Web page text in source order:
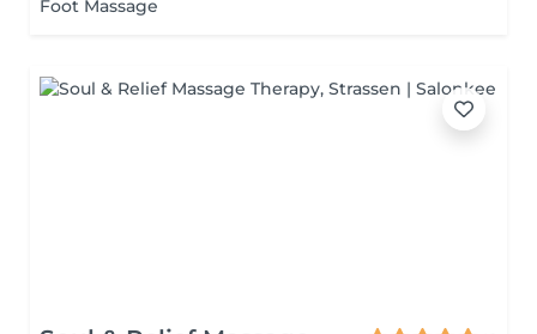
Foot Massage